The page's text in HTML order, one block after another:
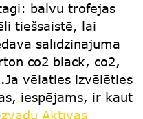
balvu trofejas
tiešsaistē, lai
salīdzinājumā
co2 black, co2,
vēlaties izvēlēties
iespējams, ir kaut
Aktīvās